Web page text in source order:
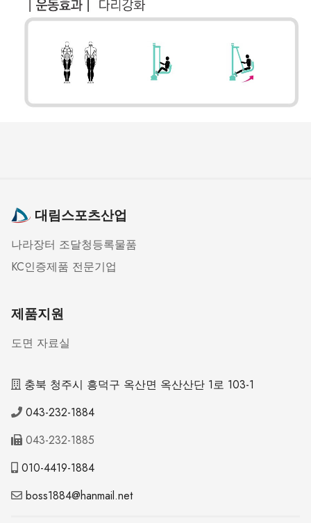
대림스포츠산업
나라장터 조달청등록물품
KC인증제품 전문기업
제품지원
도면 자료실
충북 청주시 흥덕구 옥산면 옥산산단 1로 103-1
043-232-1884
043-232-1885
010-4419-1884
boss1884@hanmail.net